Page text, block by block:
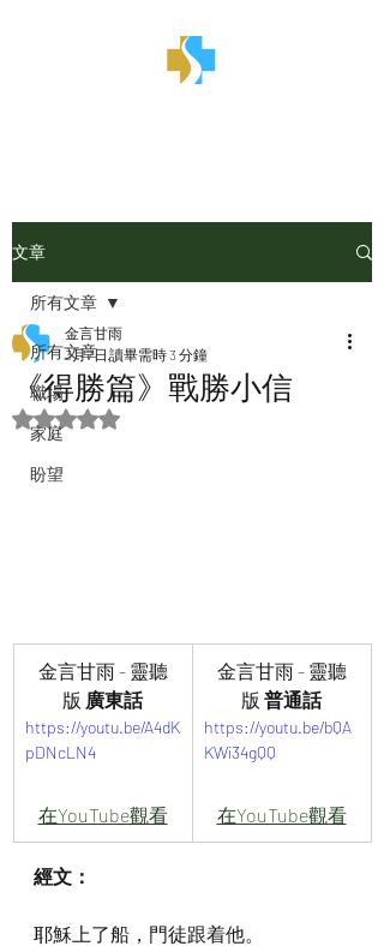
文章
所有文章
職場
家庭
盼望
所有文章
《得勝篇》戰勝小信
金言甘雨
3月7日 讀畢需時 3 分鐘
評等為 NaN（最高為 5 顆星）。
金言甘雨 - 靈聽
版 廣東話
https://youtu.be/A4dK
pDNcLN4
在YouTube觀看
金言甘雨 - 靈聽
版 普通話
https://youtu.be/bQA
KWi34gQQ
在YouTube觀看
經文：
耶穌上了船，門徒跟着他。